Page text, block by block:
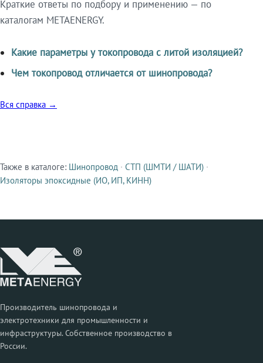
Краткие ответы по подбору и применению — по
каталогам METAENERGY.
Какие параметры у токопровода с литой изоляцией?
Чем токопровод отличается от шинопровода?
Вся справка →
Смежные продукты
Также в каталоге: Шинопровод · СТП (ШМТИ / ШАТИ) ·
Изоляторы эпоксидные (ИО, ИП, КИНН)
Производитель шинопровода и
электротехники для промышленности и
инфраструктуры. Собственное производство в
России.